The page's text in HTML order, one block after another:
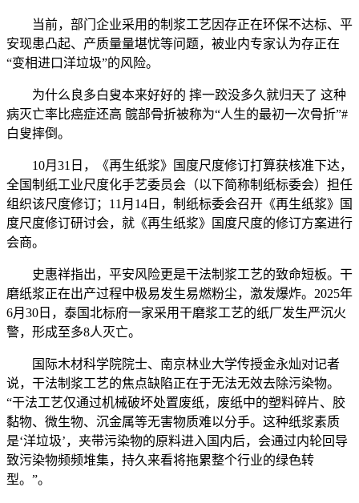
当前，部门企业采用的制浆工艺因存正在环保不达标、平
安现患凸起、产质量量堪忧等问题，被业内专家认为存正在
“变相进口洋垃圾”的风险。
为什么良多白叟本来好好的 摔一跤没多久就归天了 这种
病灭亡率比癌症还高 髋部骨折被称为“人生的最初一次骨折”#
白叟摔倒。
10月31日，《再生纸浆》国度尺度修订打算获核准下达，
全国制纸工业尺度化手艺委员会（以下简称制纸标委会）担任
组织该尺度修订；11月14日，制纸标委会召开《再生纸浆》国
度尺度修订研讨会，就《再生纸浆》国度尺度的修订方案进行
会商。
史惠祥指出，平安风险更是干法制浆工艺的致命短板。干
磨纸浆正在出产过程中极易发生易燃粉尘，激发爆炸。2025年
6月30日，泰国北标府一家采用干磨浆工艺的纸厂发生严沉火
警，形成至多8人灭亡。
国际木材科学院院士、南京林业大学传授金永灿对记者
说，干法制浆工艺的焦点缺陷正在于无法无效去除污染物。
“干法工艺仅通过机械破坏处置废纸，废纸中的塑料碎片、胶
黏物、微生物、沉金属等无害物质难以分手。这种纸浆素质
是‘洋垃圾’，夹带污染物的原料进入国内后，会通过内轮回导
致污染物频频堆集，持久来看将拖累整个行业的绿色转
型。”。